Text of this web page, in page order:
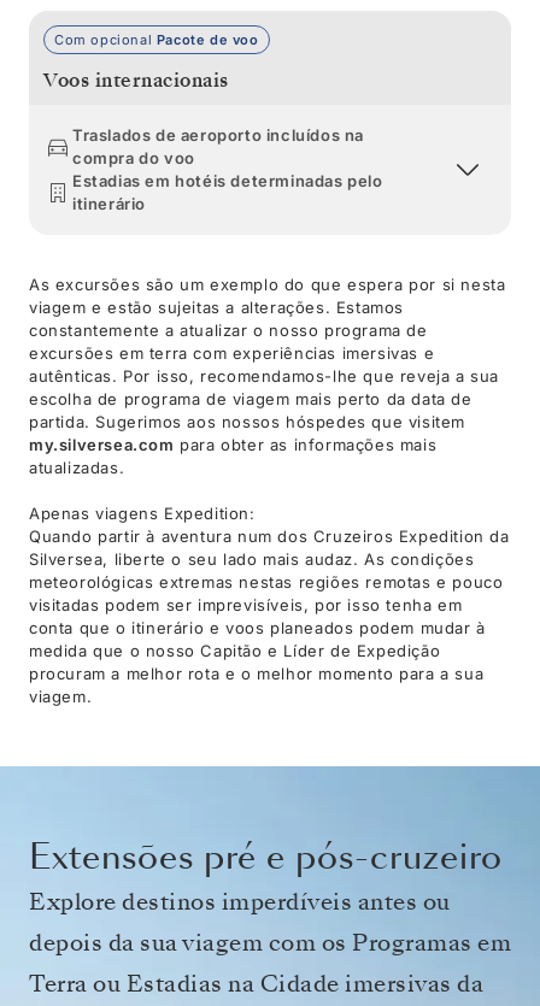
Com opcional Pacote de voo
Voos internacionais
Traslados de aeroporto incluídos na
compra do voo
Estadias em hotéis determinadas pelo
itinerário
As excursões são um exemplo do que espera por si nesta
viagem e estão sujeitas a alterações. Estamos
constantemente a atualizar o nosso programa de
excursões em terra com experiências imersivas e
autênticas. Por isso, recomendamos-lhe que reveja a sua
escolha de programa de viagem mais perto da data de
partida. Sugerimos aos nossos hóspedes que visitem
my.silversea.com para obter as informações mais
atualizadas.
Apenas viagens Expedition:
Quando partir à aventura num dos Cruzeiros Expedition da
Silversea, liberte o seu lado mais audaz. As condições
meteorológicas extremas nestas regiões remotas e pouco
visitadas podem ser imprevisíveis, por isso tenha em
conta que o itinerário e voos planeados podem mudar à
medida que o nosso Capitão e Líder de Expedição
procuram a melhor rota e o melhor momento para a sua
viagem.
Extensões pré e pós-cruzeiro
Explore destinos imperdíveis antes ou
depois da sua viagem com os Programas em
Terra ou Estadias na Cidade imersivas da